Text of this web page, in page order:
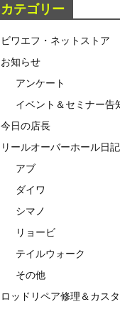
カテゴリー
ビワエフ・ネットストア
お知らせ
アンケート
イベント＆セミナー告
今日の店長
リールオーバーホール日記
アブ
ダイワ
シマノ
リョービ
テイルウォーク
その他
ロッドリペア修理＆カス